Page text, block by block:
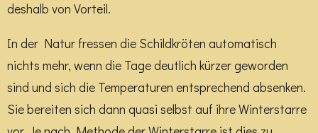
deshalb von Vorteil.
In der Natur fressen die Schildkröten automatisch
nichts mehr, wenn die Tage deutlich kürzer geworden
sind und sich die Temperaturen entsprechend absenken.
Sie bereiten sich dann quasi selbst auf ihre Winterstarre